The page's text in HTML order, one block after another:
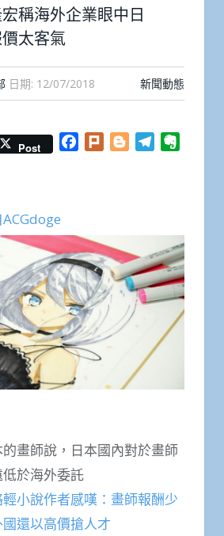
稱海外企業眼中日
太客氣
日期: 12/07/2018 新聞動態
Post Facebook
Plurk BloggerTelegram
畫師說，日本國內對於畫師
於海外委託
小說作者感嘆：畫師報酬少
還以高價搶人才